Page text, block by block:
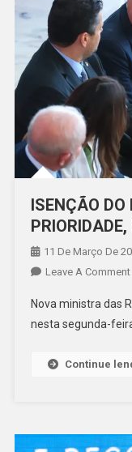
ISENÇÃO DO
11 De Março De
Leave A Comment
Nova ministra das
nesta segunda-
Continue